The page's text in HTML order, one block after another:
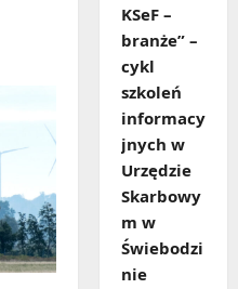
KSeF –
branże” –
cykl
szkoleń
informacy
jnych w
Urzędzie
Skarbowy
m w
Świebodzi
nie